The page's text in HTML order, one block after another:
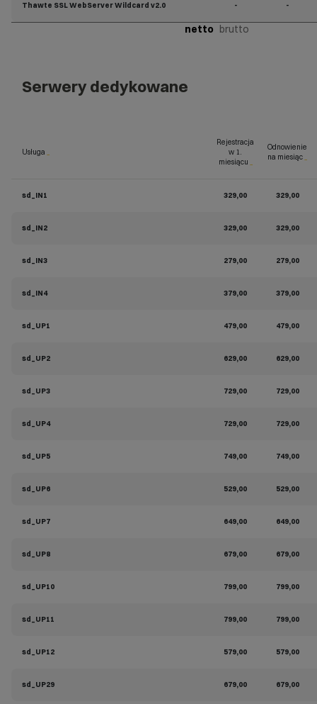
Thawte SSL WebServer Wildcard v2.0 - -
netto brutto
Serwery dedykowane
Usługa
Rejestracja
w 1.
miesiącu
Odnowienie
na miesiąc
sd_IN1 329,00 329,00
sd_IN2 329,00 329,00
sd_IN3 279,00 279,00
sd_IN4 379,00 379,00
sd_UP1 479,00 479,00
sd_UP2 629,00 629,00
sd_UP3 729,00 729,00
sd_UP4 729,00 729,00
sd_UP5 749,00 749,00
sd_UP6 529,00 529,00
sd_UP7 649,00 649,00
sd_UP8 679,00 679,00
sd_UP10 799,00 799,00
sd_UP11 799,00 799,00
sd_UP12 579,00 579,00
sd_UP29 679,00 679,00